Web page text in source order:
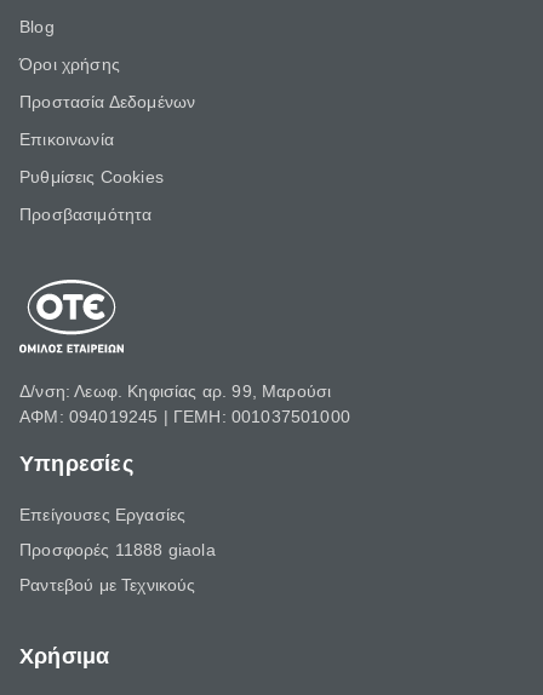
Blog
Όροι χρήσης
Προστασία Δεδομένων
Επικοινωνία
Ρυθμίσεις Cookies
Προσβασιμότητα
Δ/νση: Λεωφ. Κηφισίας αρ. 99, Μαρούσι
ΑΦΜ: 094019245 | ΓΕΜΗ: 001037501000
Υπηρεσίες
Επείγουσες Εργασίες
Προσφορές 11888 giaola
Ραντεβού με Τεχνικούς
Χρήσιμα